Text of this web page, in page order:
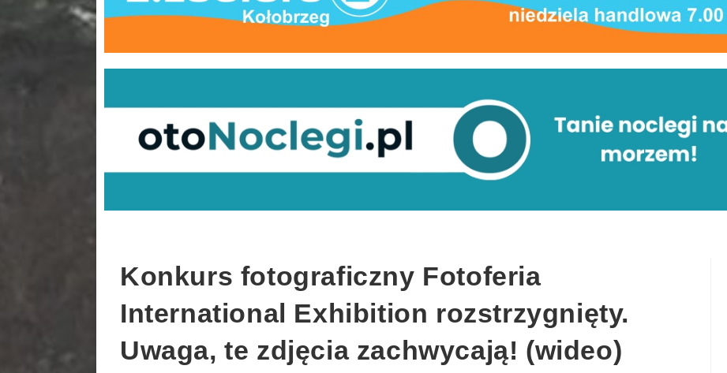
Konkurs fotograficzny Fotoferia
International Exhibition rozstrzygnięty.
Uwaga, te zdjęcia zachwycają! (wideo)